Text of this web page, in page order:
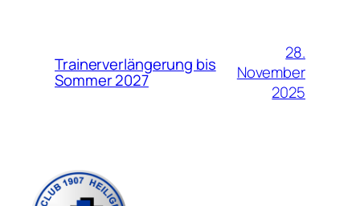
Trainerverlängerung bis
Sommer 2027
28.
November
2025